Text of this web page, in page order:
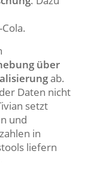
über
ab.
Daten nicht
setzt
und
in
liefern